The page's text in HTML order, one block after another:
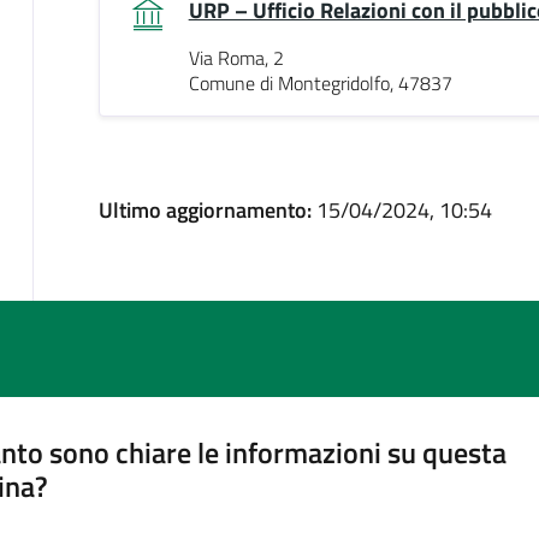
URP – Ufficio Relazioni con il
Via Roma, 2
Comune di Montegridolfo, 47837
Ultimo aggiornamento: 15/04/2024, 10:54
sono chiare le informazioni su questa